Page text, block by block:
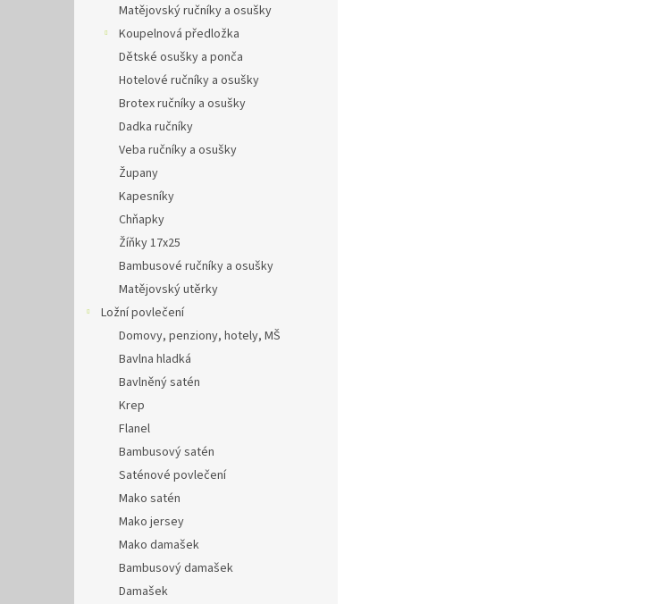
Matějovský ručníky a osušky
Koupelnová předložka
Dětské osušky a ponča
Hotelové ručníky a osušky
Brotex ručníky a osušky
Dadka ručníky
Veba ručníky a osušky
Župany
Kapesníky
Chňapky
Žíňky 17x25
Bambusové ručníky a osušky
Matějovský utěrky
Ložní povlečení
Domovy, penziony, hotely, MŠ
Bavlna hladká
Bavlněný satén
Krep
Flanel
Bambusový satén
Saténové povlečení
Mako satén
Mako jersey
Mako damašek
Bambusový damašek
Damašek